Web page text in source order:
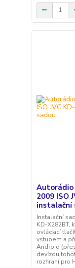
Autorádio
2009 ISO
instalační
Instalační
KD-X282BT,
ovládací
vstupem a
Android
devízou
rozhraní pro